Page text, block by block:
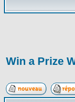
Win a Prize